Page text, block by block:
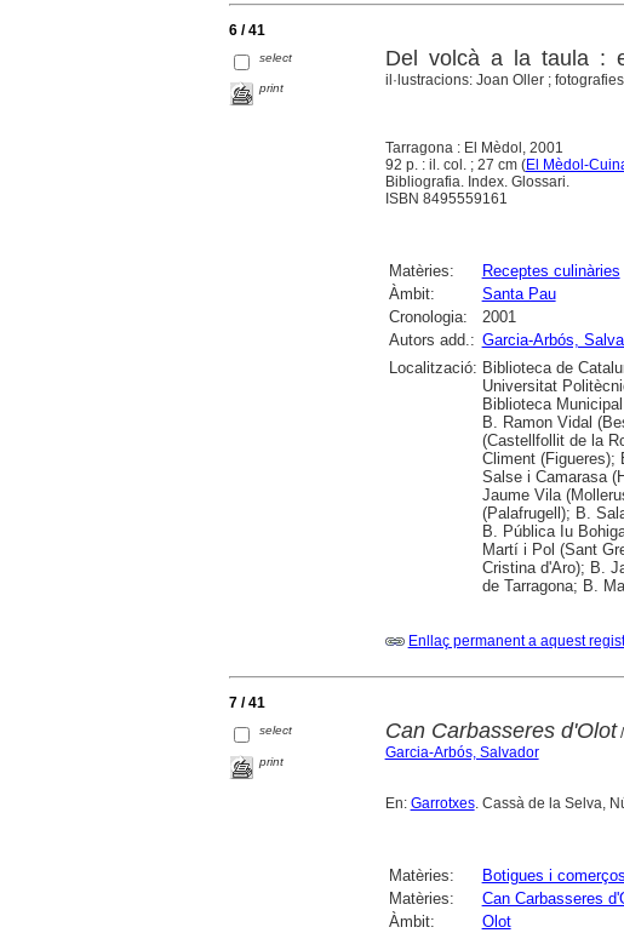
6 / 41
select
print
Del volcà a la taula :
il·lustracions: Joan Oller ;
Tarragona : El Mèdol, 2001
92 p. : il. col. ; 27 cm (El Mèdol-
Bibliografia. Index. Glossari.
ISBN 8495559161
Matèries: Receptes culinàries
Àmbit:
Santa Pau
Cronologia:
2001
Autors add.: Garcia-Arbós,
Localització: Biblioteca de
Universitat
Biblioteca
B. Ramon Vidal
(Castellfollit de la
Climent (Figueres);
Salse i Camarasa
Jaume Vila
(Palafrugell); B.
B. Pública Iu
Martí i Pol (Sant
Cristina d'Aro); B.
de Tarragona; B.
Enllaç permanent a aquest
7 / 41
select
print
Can Carbasseres d'Olot/
Garcia-Arbós, Salvador
En: Garrotxes. Cassà de la Selva,
Matèries: Botigues i comerços
Matèries:
Can Carbasseres
Àmbit:
Olot